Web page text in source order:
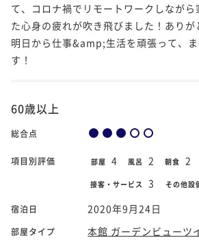
て、コロナ禍でリモートワークしながら
た心身の疲れが吹き飛びました！ありが
明日から仕事&amp;生活を頑張って、
す！
60歳以上
総合点
項目別評価 部屋 4 風呂 2 朝食 2
接客・サービス 3 その他設
宿泊日 2020年9月24日
部屋タイプ
本館 ガーデンビューツ